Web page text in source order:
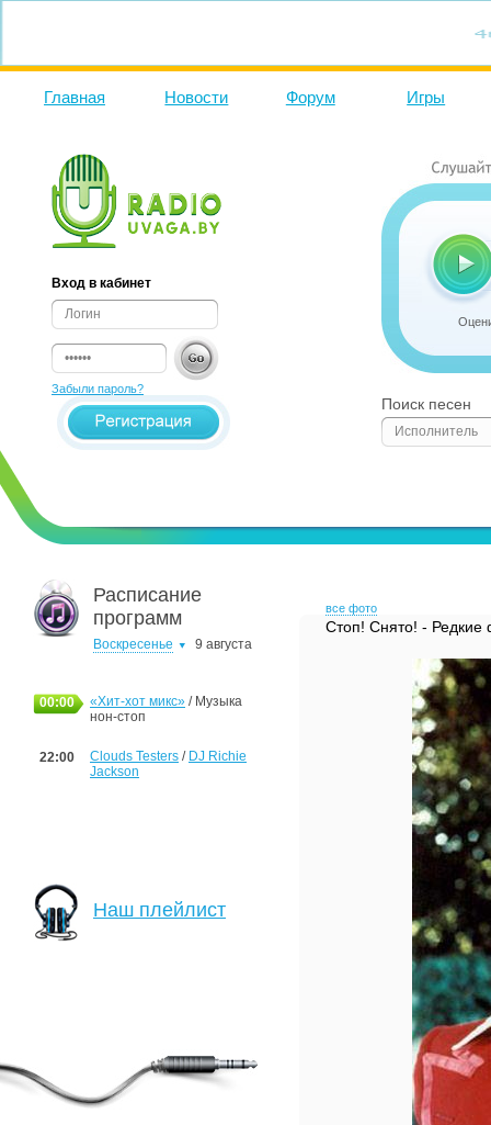
Главная Новости Форум Игры
Вход в кабинет
Забыли пароль?
Расписание
программ
Воскресенье 9 августа
00:00 «Хит-хот микс» / Музыка
нон-стоп
22:00 Clouds Testers / DJ Richie
Jackson
Наш плейлист
Поиск песен
все фото
Стоп! Снято! - Редкие